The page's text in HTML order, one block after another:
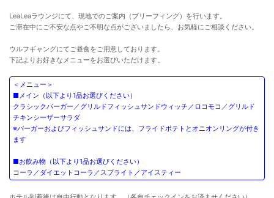
LeaLeaラウンジにて、現地でのご案内（ブリーフィング）を行います。
ご滞在中にご不安な点やご不明な点がございましたら、お気軽にご相談ください。
ウルフギャングにてご昼食をご用意しております。
下記よりお好きなメニューをお選びいただけます。
＜メニュー＞
■メイン（以下より1品お選びください）
クラシックバーガー／グリルドフィッシュサンドウィッチ／ロコモコ／グリルド
チキンシーザーサラダ
※バーガーおよびフィッシュサンドには、フライドポテトとオニオンリングが付き
ます
■お飲み物（以下より1品お選びください）
コーラ／ダイエットコーラ／スプライト／アイスティー